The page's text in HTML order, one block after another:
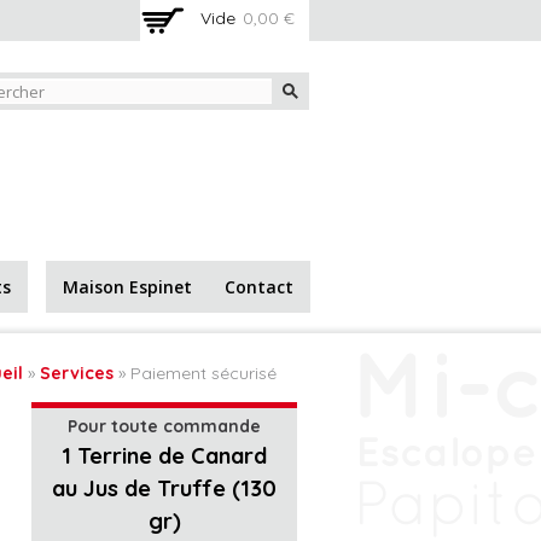
Vide 0,00 €
Maison Espinet Contact
êtes ici
» Services » Paiement sécurisé
Pour toute commande
1 Terrine de Canard
au Jus de Truffe (130
gr)